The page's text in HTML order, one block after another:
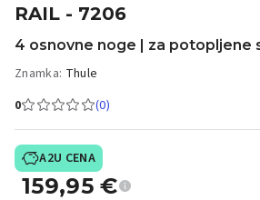
RAIL - 7206
4 osnovne noge | za potopljene
Znamka: Thule
0
(0)
A2U CENA
159,95€